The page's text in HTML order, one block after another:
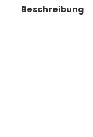
Beschreibung